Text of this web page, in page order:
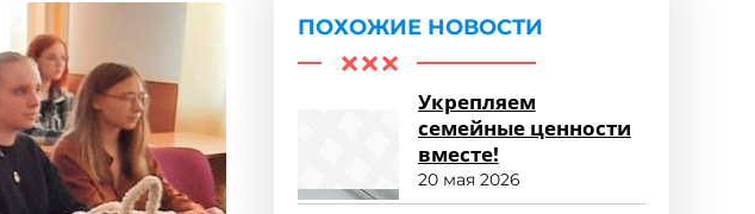
ПОХОЖИЕ НОВОСТИ
Укрепляем
семейные ценности
вместе!
20 мая 2026